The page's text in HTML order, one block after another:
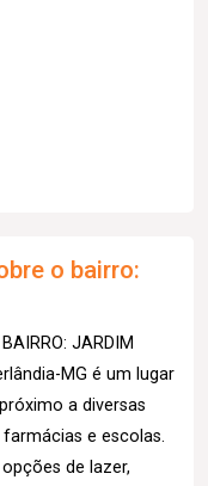
o bairro:
JARDIM
MG é um lugar
a diversas
e escolas.
de lazer,